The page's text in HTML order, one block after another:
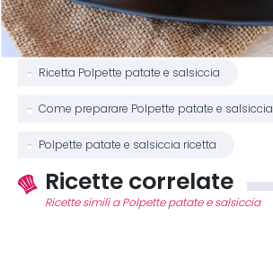
Ricetta Polpette patate e salsiccia
Come preparare Polpette patate e salsiccia
Polpette patate e salsiccia ricetta
Ricette correlate
Ricette simili a Polpette patate e salsiccia